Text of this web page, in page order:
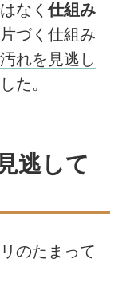
なく仕組み
づく仕組み
汚れを見逃し
た。
逃して
のたまって